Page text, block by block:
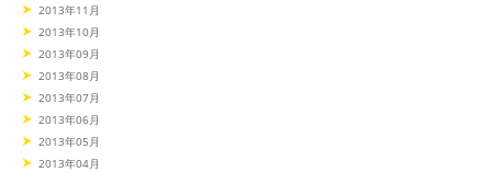
2013年11月
2013年10月
2013年09月
2013年08月
2013年07月
2013年06月
2013年05月
2013年04月